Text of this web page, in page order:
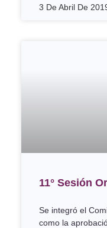
3 De Abril De
11° Sesión
Se integró el
como la